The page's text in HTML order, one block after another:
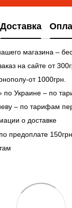
Доставка
магазина –
на сайте от
от 1000грн.
по Украине – по
– по тарифам
о доставке
предоплате 150грн